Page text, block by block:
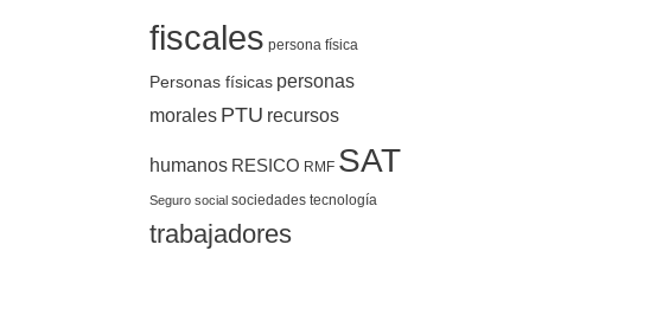
fiscales persona física
Personas físicas personas
morales PTU recursos
humanos RESICO RMF SAT
Seguro social sociedades tecnología
trabajadores